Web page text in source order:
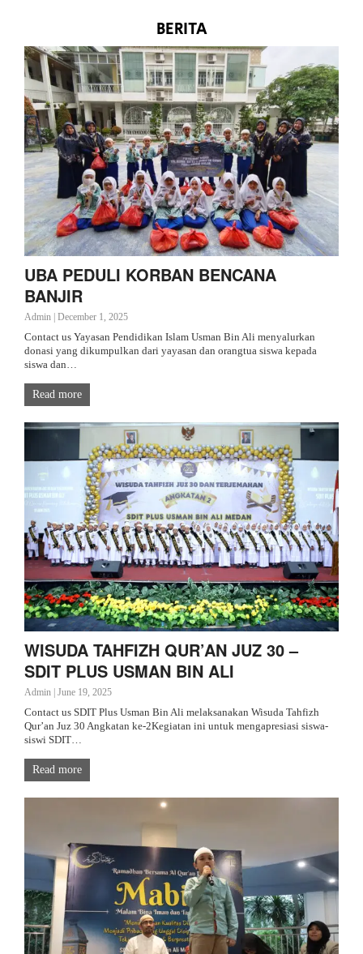
BERITA
UBA PEDULI KORBAN BENCANA
BANJIR
Admin | December 1, 2025
Contact us Yayasan Pendidikan Islam Usman Bin Ali menyalurkan
donasi yang dikumpulkan dari yayasan dan orangtua siswa kepada
siswa dan…
Read more
WISUDA TAHFIZH QUR’AN JUZ 30 –
SDIT PLUS USMAN BIN ALI
Admin June 19, 2025
Contact us SDIT Plus Usman Bin Ali melaksanakan Wisuda Tahfizh
Qur’an Juz 30 Angkatan ke-2Kegiatan ini untuk mengapresiasi siswa-
siswi SDIT…
Read more